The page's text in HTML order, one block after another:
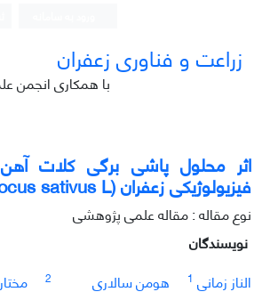
زراعت و فناوری زعفران
با همکاری انجمن
اثر محلول‏ پاشی برگی کلات
فیزیولوژیکی زعفران (Crocus sativus L) در کرمانشاه
نوع مقاله : مقاله علمی پژوهشی
نویسندگان
الناز زمانی 1 هومن سالاری 2